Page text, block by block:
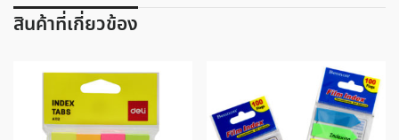
สินค้าที่เกี่ยวข้อง